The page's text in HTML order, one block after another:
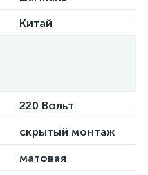
Китай
220 Вольт
скрытый монтаж
матовая